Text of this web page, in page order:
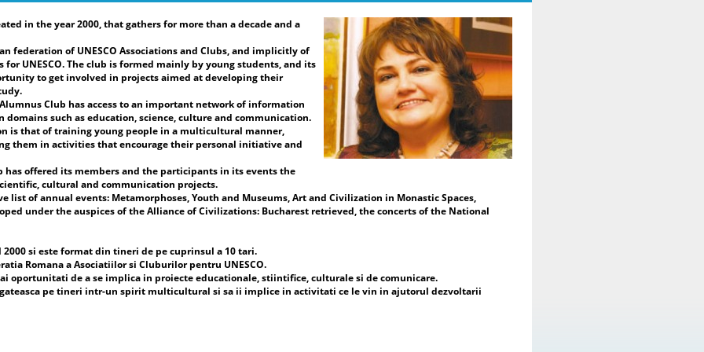
realizată de Dr. Daniela Popescu,
Președinte de Onoare al ENAFCAU,
Vicepreședinte pentru Europa al
Federației Mondiale a Asociațiilor și
Cluburilor pentru UNESCO (WFUCA),
Președinte al Alumnus Club pentru
UNESCO și Secretar General al
Federației Române a Asociațiilor și
Cluburilor pentru UNESCO.
În mesajul de deschidere, Dr.
decât o expoziție de artă – este o
întâlnire a sufletelor, a culturilor și a
evidențiat sprijinul acordat de
mișcarea cluburilor pentru UNESCO
in the year 2000, that gathers for more than a decade and a
federation of UNESCO Associations and Clubs, and implicitly of
for UNESCO. The club is formed mainly by young students, and its
to get involved in projects aimed at developing their
Club has access to an important network of information
such as education, science, culture and communication.
is that of training young people in a multicultural manner,
them in activities that encourage their personal initiative and
has offered its members and the participants in its events the
cultural and communication projects.
list of annual events: Metamorphoses, Youth and Museums, Art and Civilization in Monastic Spaces,
under the auspices of the Alliance of Civilizations: Bucharest retrieved, the concerts of the National
si este format din tineri de pe cuprinsul a 10 tari.
Romana a Asociatiilor si Cluburilor pentru UNESCO.
oportunitati de a se implica in proiecte educationale, stiintifice, culturale si de comunicare.
pe tineri intr-un spirit multicultural si sa ii implice in activitati ce le vin in ajutorul dezvoltarii